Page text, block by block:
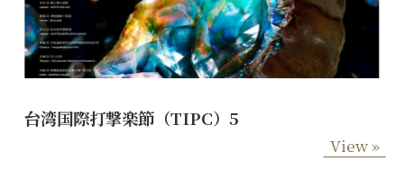
台湾国際打撃楽節（TIPC）5
View »